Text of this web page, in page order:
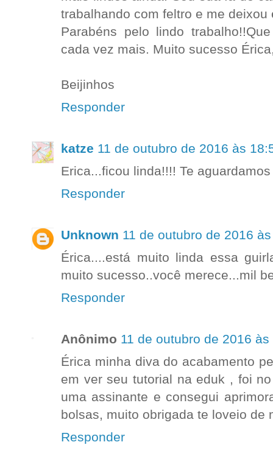
trabalhando com feltro e me deixou
Parabéns pelo lindo
cada vez mais. Muito sucesso
Beijinhos
Responder
katze 11 de outubro de 2016 às
Erica...ficou linda!!!! Te
Responder
Unknown 11 de outubro de 2016
Érica....está muito linda essa
muito sucesso..você merece...mil
Responder
Anônimo 11 de outubro de 2016 às
Érica minha diva do acabamento
em ver seu tutorial na eduk , foi
uma assinante e consegui
bolsas, muito obrigada te loveio de
Responder